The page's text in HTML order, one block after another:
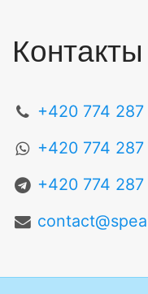
Контакты
+420 774 287
+420 774 287
+420 774 287